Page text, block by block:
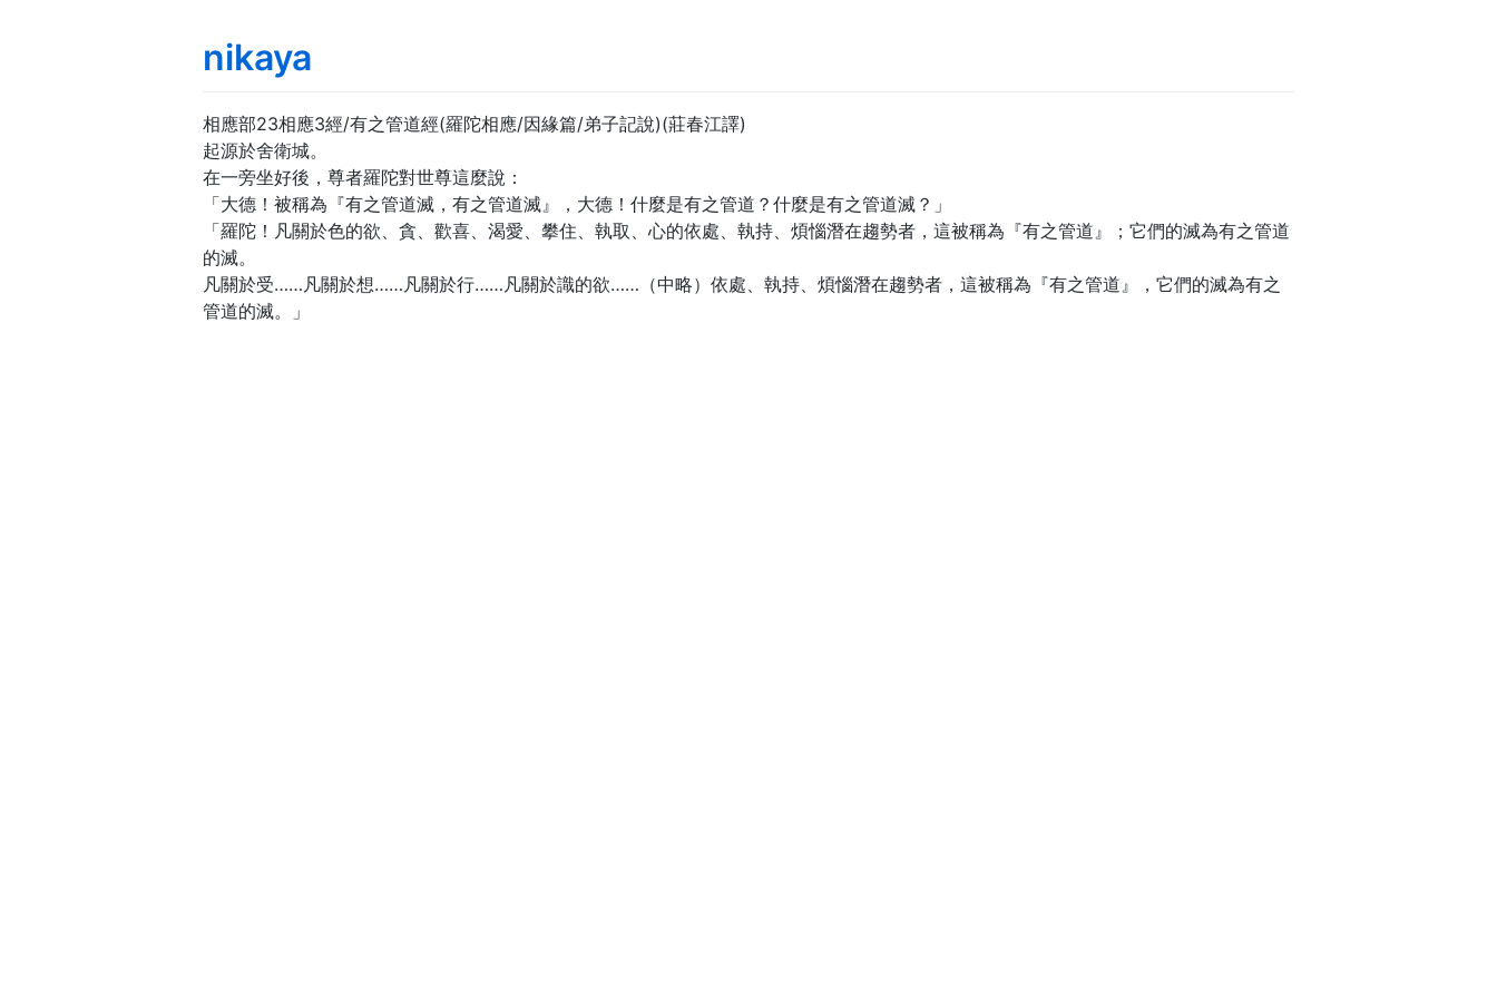
nikaya
相應部23相應3經/有之管道經(羅陀相應/因緣篇/弟子記說)(莊春江譯)
起源於舍衛城。
在一旁坐好後，尊者羅陀對世尊這麼說：
「大德！被稱為『有之管道滅，有之管道滅』，大德！什麼是有之管道？什麼是有之管道滅？」
「羅陀！凡關於色的欲、貪、歡喜、渴愛、攀住、執取、心的依處、執持、煩惱潛在趨勢者，這被稱為『有之管道』；它們的滅為有之管道
的滅。
凡關於受……凡關於想……凡關於行……凡關於識的欲……（中略）依處、執持、煩惱潛在趨勢者，這被稱為『有之管道』，它們的滅為有之
管道的滅。」